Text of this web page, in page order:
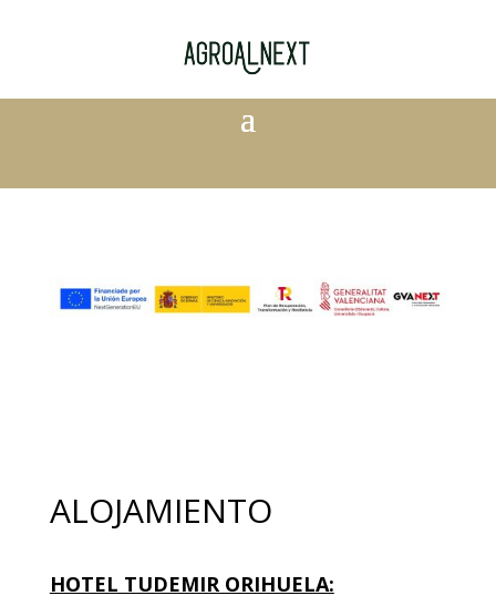
ALOJAMIENTO
HOTEL TUDEMIR ORIHUELA: